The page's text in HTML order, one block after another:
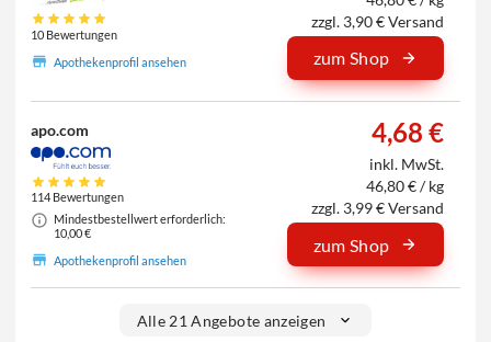
10 Bewertungen
Apothekenprofil ansehen
zzgl. 3,90 € Versand
zum Shop
apo.com
114 Bewertungen
Mindestbestellwert erforderlich:
10,00 €
Apothekenprofil ansehen
4,68 €
inkl. MwSt.
46,80 € / kg
zzgl. 3,99 € Versand
zum Shop
Alle 21 Angebote anzeigen